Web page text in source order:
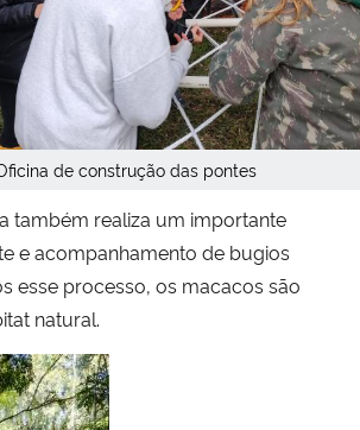
de construção das pontes
também realiza um importante
e acompanhamento de bugios
esse processo, os macacos são
natural.